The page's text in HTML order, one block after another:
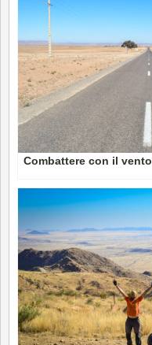
Combattere con il vento